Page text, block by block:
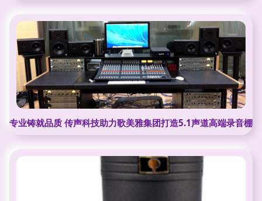
专业铸就品质 传声科技助力歌美雅集团打造5.1声道高端录音棚